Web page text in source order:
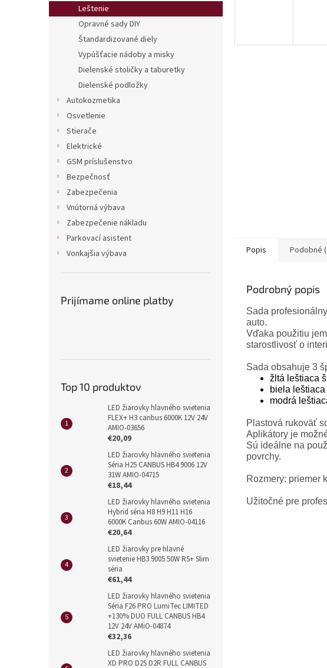
Leštenie
Opravné sady DIY
Štandardizované diely
Vypúšťacie nádoby a misky
Dielenské stoličky a taburetky
Dielenské podložky
Autokozmetika
Osvetlenie
Stierače
Elektrické
GSM príslušenstvo
Bezpečnosť
Zabezpečenia
Vnútorná výbava
Zabezpečenie nákladu
Parkovací asistent
Vonkajšia výbava
Prijímame online platby
Top 10 produktov
LED žiarovky hlavného svietenia
FLEX+ H3 canbus 6000K 12V 24V
AMIO-03656
€20,09
LED žiarovky hlavného svietenia
Séria H25 CANBUS HB4 9006 12V
31W AMIO-04715
€18,44
LED žiarovky hlavného svietenia
Hybrid séria H8 H9 H11 H16
6000K Canbus 60W AMIO-04116
€20,64
LED žiarovky pre hlavné
svietenie HB3 9005 50W RS+ Slim
séria
€61,44
LED žiarovky hlavného svietenia
Séria F26 PRO LumiTec LIMITED
+130% DUO FULL CANBUS HB4
12V 24V AMiO-04874
€32,36
LED žiarovky hlavného svietenia
XD PRO D2S D2R FULL CANBUS
Popis Podobné
Podrobný popis
Sada
auto.
Vďaka použitiu
starostlivosť o
Sada obsahuje 3
žltá leštiaca
biela
modrá
Plastová rukoväť
Aplikátory je
Sú ideálne na
povrchy.
Rozmery: priemer
Užitočné pre